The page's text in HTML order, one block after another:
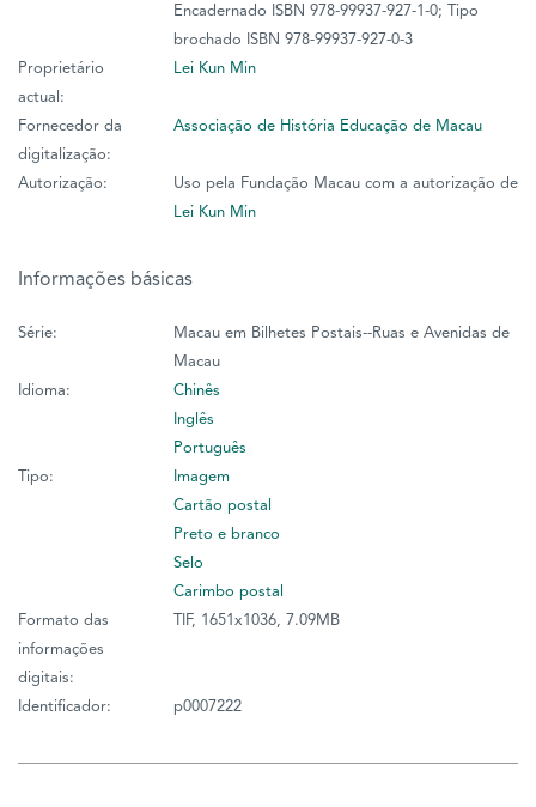
Encadernado ISBN 978-99937-927-1-0; Tipo
brochado ISBN 978-99937-927-0-3
Proprietário
actual:
Lei Kun Min
Fornecedor da
digitalização:
Associação de História Educação de Macau
Autorização:
Uso pela Fundação Macau com a autorização de
Lei Kun Min
Informações básicas
Série:
Macau em Bilhetes Postais--Ruas e Avenidas de
Macau
Idioma:
Chinês
Inglês
Português
Tipo:
Imagem
Cartão postal
Preto e branco
Selo
Carimbo postal
Formato das
informações
digitais:
TIF, 1651x1036, 7.09MB
Identificador: p0007222